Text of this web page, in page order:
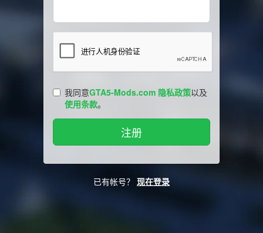
我同意GTA5-Mods.com 隐私政策以及
使用条款。
已有帐号？ 现在登录